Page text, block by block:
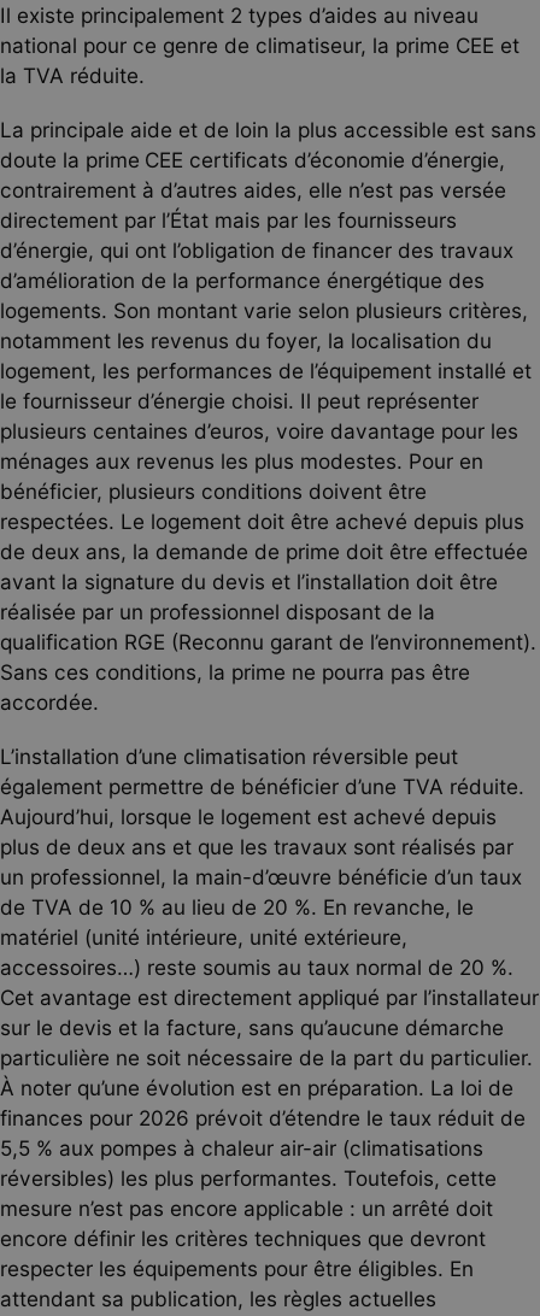
Il existe principalement 2 types d’aides au niveau
national pour ce genre de climatiseur, la prime CEE et
la TVA réduite.
La principale aide et de loin la plus accessible est sans
doute la prime CEE certificats d’économie d’énergie,
contrairement à d’autres aides, elle n’est pas versée
directement par l’État mais par les fournisseurs
d’énergie, qui ont l’obligation de financer des travaux
d’amélioration de la performance énergétique des
logements. Son montant varie selon plusieurs critères,
notamment les revenus du foyer, la localisation du
logement, les performances de l’équipement installé et
le fournisseur d’énergie choisi. Il peut représenter
plusieurs centaines d’euros, voire davantage pour les
ménages aux revenus les plus modestes. Pour en
bénéficier, plusieurs conditions doivent être
respectées. Le logement doit être achevé depuis plus
de deux ans, la demande de prime doit être effectuée
avant la signature du devis et l’installation doit être
réalisée par un professionnel disposant de la
qualification RGE (Reconnu garant de l’environnement).
Sans ces conditions, la prime ne pourra pas être
accordée.
L’installation d’une climatisation réversible peut
également permettre de bénéficier d’une TVA réduite.
Aujourd’hui, lorsque le logement est achevé depuis
plus de deux ans et que les travaux sont réalisés par
un professionnel, la main-d’œuvre bénéficie d’un taux
de TVA de 10 % au lieu de 20 %. En revanche, le
matériel (unité intérieure, unité extérieure,
accessoires…) reste soumis au taux normal de 20 %.
Cet avantage est directement appliqué par l’installateur
sur le devis et la facture, sans qu’aucune démarche
particulière ne soit nécessaire de la part du particulier.
À noter qu’une évolution est en préparation. La loi de
finances pour 2026 prévoit d’étendre le taux réduit de
5,5 % aux pompes à chaleur air-air (climatisations
réversibles) les plus performantes. Toutefois, cette
mesure n’est pas encore applicable : un arrêté doit
encore définir les critères techniques que devront
respecter les équipements pour être éligibles. En
attendant sa publication, les règles actuelles